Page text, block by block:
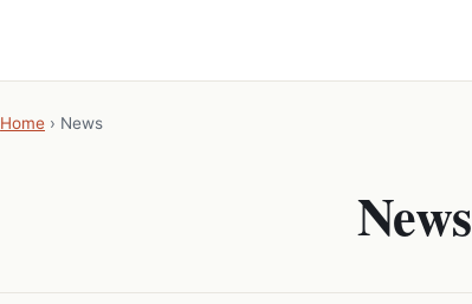
Home › News
News